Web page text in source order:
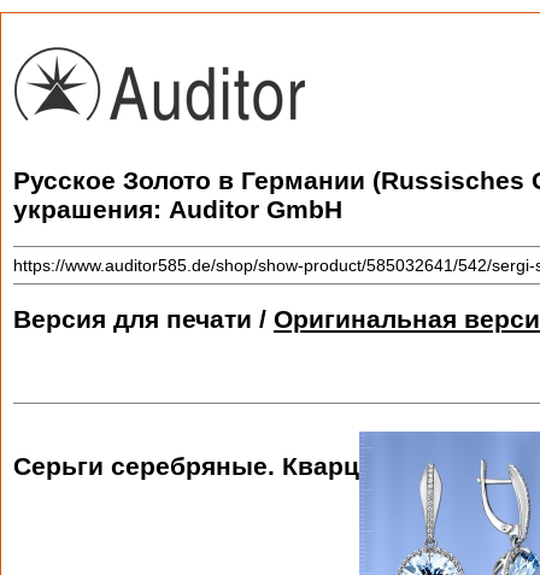
Русское Золото в Германии
украшения: Auditor GmbH
https://www.auditor585.de/shop/show-product/585032641/542/
Версия для печати / Оригинальная
Серьги серебряные. Кварц